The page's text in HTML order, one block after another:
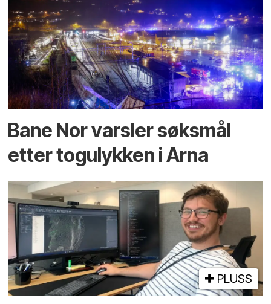
Bane Nor varsler søksmål
etter togulykken i Arna
PLUSS